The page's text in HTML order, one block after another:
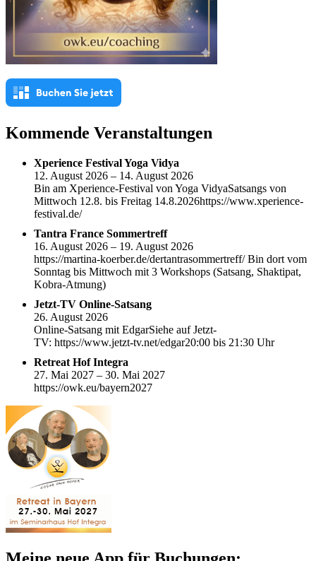
Kommende Veranstaltungen
Xperience Festival Yoga Vidya
12. August 2026 – 14. August 2026
Bin am Xperience-Festival von Yoga VidyaSatsangs von
Mittwoch 12.8. bis Freitag 14.8.2026https://www.xperience-
festival.de/
Tantra France Sommertreff
16. August 2026 – 19. August 2026
https://martina-koerber.de/dertantrasommertreff/ Bin dort vom
Sonntag bis Mittwoch mit 3 Workshops (Satsang, Shaktipat,
Kobra-Atmung)
Jetzt-TV Online-Satsang
26. August 2026
Online-Satsang mit EdgarSiehe auf Jetzt-
TV: https://www.jetzt-tv.net/edgar20:00 bis 21:30 Uhr
Retreat Hof Integra
27. Mai 2027 – 30. Mai 2027
https://owk.eu/bayern2027